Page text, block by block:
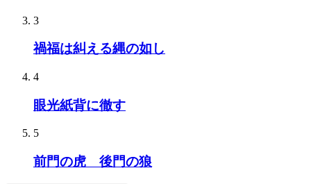
3
禍福は糾える縄の如し
4
眼光紙背に徹す
5
前門の虎 後門の狼